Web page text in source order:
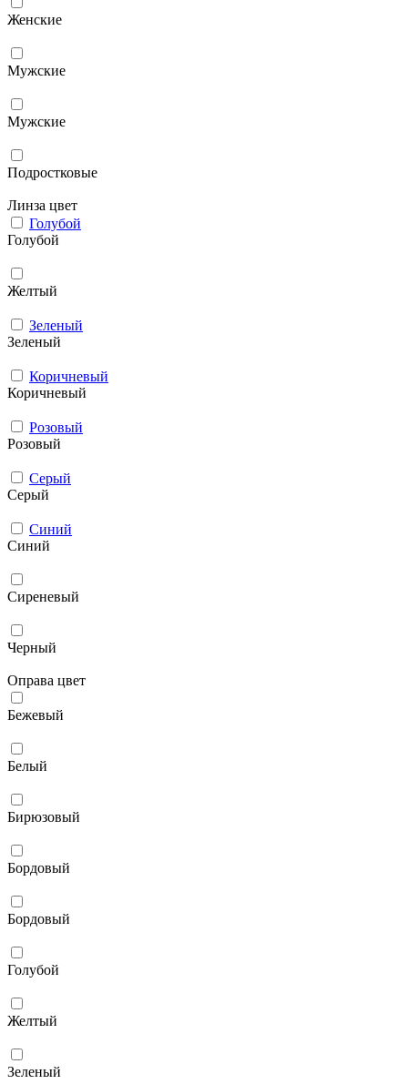
Женские
Мужcкие
Мужские
Подростковые
Линза цвет
Голубой
Голубой
Желтый
Зеленый
Зеленый
Коричневый
Коричневый
Розовый
Розовый
Серый
Серый
Синий
Синий
Сиреневый
Черный
Оправа цвет
Бежевый
Белый
Бирюзовый
Бордовый
Бордовый
Голубой
Желтый
Зеленый